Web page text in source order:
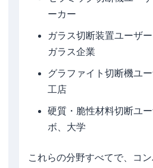
ーカー
ガラス切断装置ユーザ
ガラス企業
グラファイト切断機ユ
工店
硬質・脆性材料切断ユ
ボ、大学
これらの分野すべてで、コ